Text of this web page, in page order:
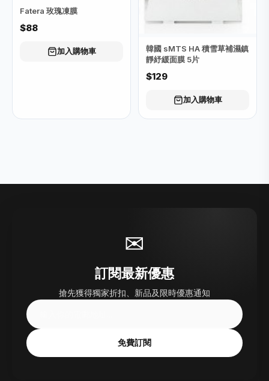
Fatera 玫瑰凍膜
$88
加入購物車
韓國 sMTS HA 積雪草補濕鎮
靜紓緩面膜 5片
$129
加入購物車
✉
訂閱最新優惠
搶先獲得獨家折扣、新品及限時優惠通知
免費訂閱